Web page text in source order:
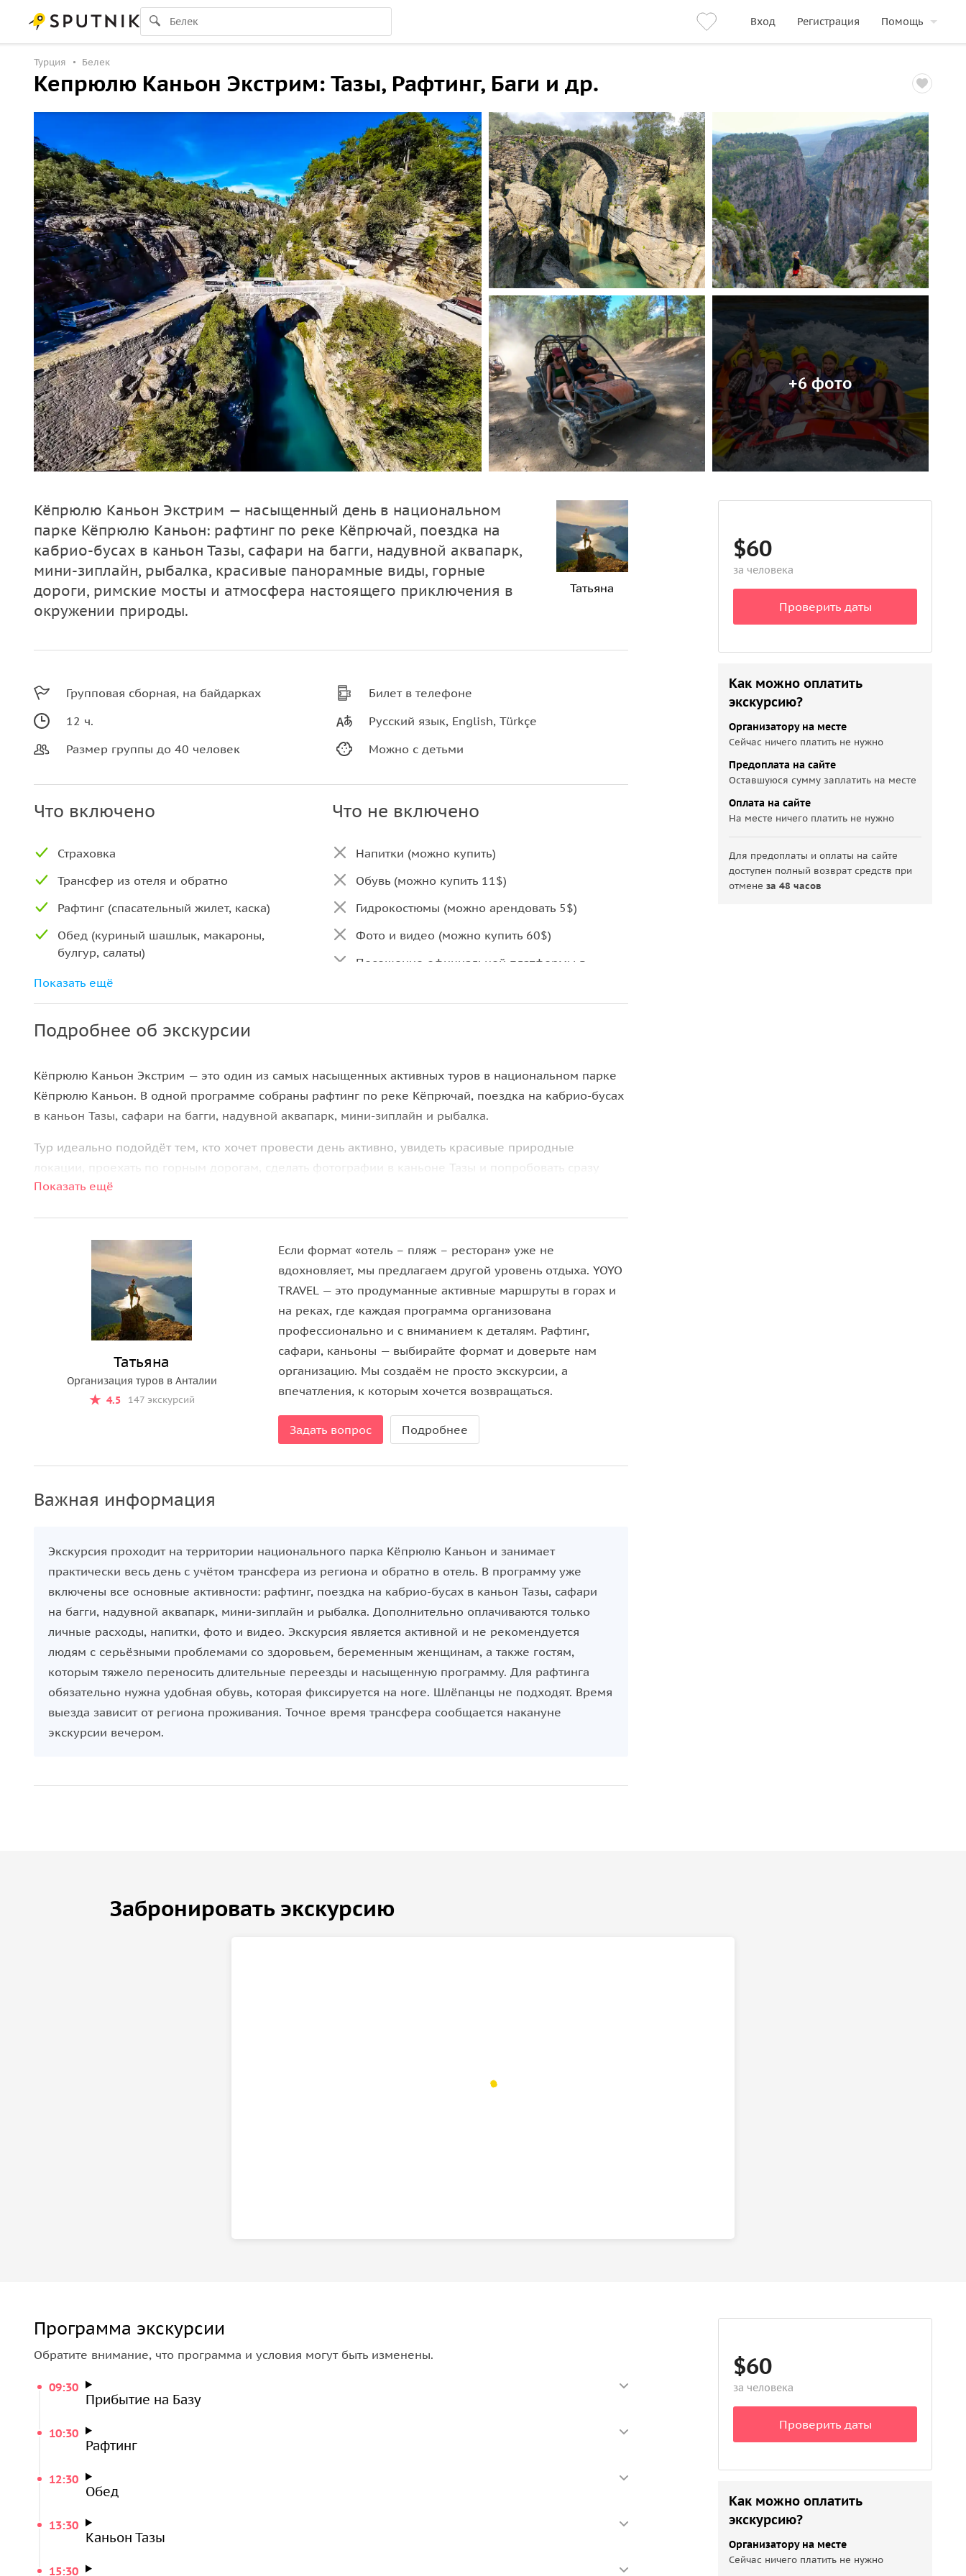
Вход Регистрация Помощь
Турция Белек
Кепрюлю Каньон Экстрим: Тазы, Рафтинг, Баги и др.
+6 фото
Кёпрюлю Каньон Экстрим — насыщенный день в национальном
парке Кёпрюлю Каньон: рафтинг по реке Кёпрючай, поездка на
кабрио-бусах в каньон Тазы, сафари на багги, надувной аквапарк,
мини-зиплайн, рыбалка, красивые панорамные виды, горные
дороги, римские мосты и атмосфера настоящего приключения в
окружении природы.
Татьяна
Групповая сборная, на байдарках
12 ч.
Размер группы до 40 человек
Билет в телефоне
Русский язык, English, Türkçe
Можно с детьми
Что включено
Страховка
Трансфер из отеля и обратно
Рафтинг (спасательный жилет, каска)
Обед (куриный шашлык, макароны,
булгур, салаты)
Поездка на кабрио-бусах в каньон Тазы
Багги Сафари
Надувной Аквапарк
площадки каньона Тазы
Что не включено
Напитки (можно купить)
Обувь (можно купить 11$)
Гидрокостюмы (можно арендовать 5$)
Фото и видео (можно купить 60$)
Посещение официальной платформы в
Мега Zip Line из каньона Тазы: высота 410 м
Показать ещё
Подробнее об экскурсии
Кёпрюлю Каньон Экстрим — это один из самых насыщенных активных туров в национальном парке
Кёпрюлю Каньон. В одной программе собраны рафтинг по реке Кёпрючай, поездка на кабрио-бусах
в каньон Тазы, сафари на багги, надувной аквапарк, мини-зиплайн и рыбалка.
Тур идеально подойдёт тем, кто хочет провести день активно, увидеть красивые природные
локации, проехать по горным дорогам, сделать фотографии в каньоне Тазы и попробовать сразу
несколько развлечений без дополнительных оплат за основные активности.
Все основные элементы программы уже включены в стоимость, поэтому вас ждёт полный день
приключений, природы и ярких впечатлений в одном из самых живописных мест региона.
Показать ещё
Татьяна
Организация туров в Анталии
4.5
147 экскурсий
Если формат «отель – пляж – ресторан» уже не
вдохновляет, мы предлагаем другой уровень отдыха. YOYO
TRAVEL — это продуманные активные маршруты в горах и
на реках, где каждая программа организована
профессионально и с вниманием к деталям. Рафтинг,
сафари, каньоны — выбирайте формат и доверьте нам
организацию. Мы создаём не просто экскурсии, а
впечатления, к которым хочется возвращаться.
Задать вопрос Подробнее
Важная информация
Экскурсия проходит на территории национального парка Кёпрюлю Каньон и занимает
практически весь день с учётом трансфера из региона и обратно в отель. В программу уже
включены все основные активности: рафтинг, поездка на кабрио-бусах в каньон Тазы, сафари
на багги, надувной аквапарк, мини-зиплайн и рыбалка. Дополнительно оплачиваются только
личные расходы, напитки, фото и видео. Экскурсия является активной и не рекомендуется
людям с серьёзными проблемами со здоровьем, беременным женщинам, а также гостям,
которым тяжело переносить длительные переезды и насыщенную программу. Для рафтинга
обязательно нужна удобная обувь, которая фиксируется на ноге. Шлёпанцы не подходят. Время
выезда зависит от региона проживания. Точное время трансфера сообщается накануне
экскурсии вечером.
$60
за человека
Проверить даты
Как можно оплатить
экскурсию?
Организатору на месте
Сейчас ничего платить не нужно
Предоплата на сайте
Оставшуюся сумму заплатить на месте
Оплата на сайте
На месте ничего платить не нужно
Для предоплаты и оплаты на сайте
доступен полный возврат средств при
отменеза 48 часов
Забронировать экскурсию
Программа экскурсии
Обратите внимание, что программа и условия могут быть изменены.
09:30
Прибытие на Базу
10:30
Рафтинг
12:30
Обед
13:30
Каньон Тазы
15:30
$60
за человека
Проверить даты
Как можно оплатить
экскурсию?
Организатору на месте
Сейчас ничего платить не нужно